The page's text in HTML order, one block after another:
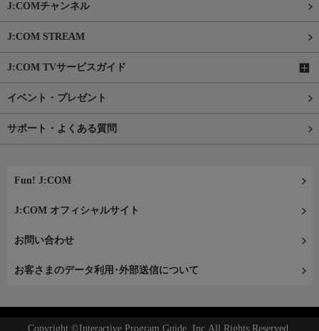
J:COMチャンネル
J:COM STREAM
J:COM TVサービスガイド
イベント・プレゼント
サポート・よくある質問
Fun! J:COM
J:COM オフィシャルサイト
お問い合わせ
お客さまのデータ利用･外部送信について
Copyright ©Interactive Program Guide, Inc.All Rights Reserved.